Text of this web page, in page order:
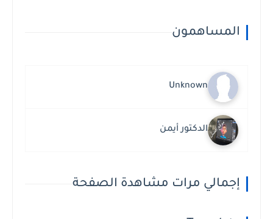
المساهمون
Unknown
الدكتور أيمن
إجمالي مرات مشاهدة الصفحة